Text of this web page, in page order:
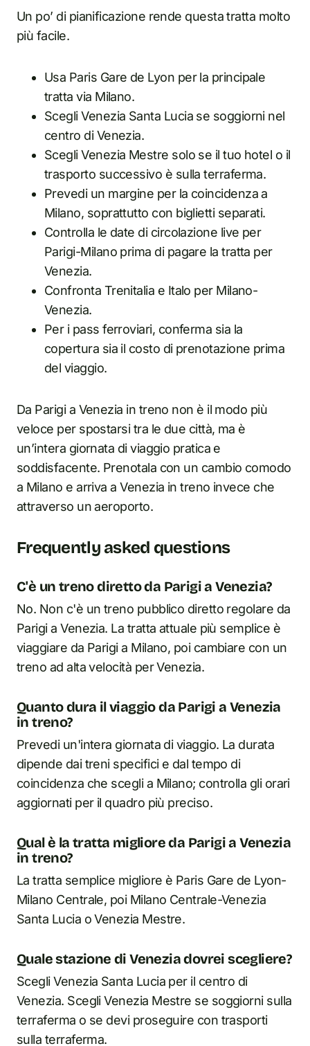
Un po’ di pianificazione rende questa tratta molto
più facile.
Usa Paris Gare de Lyon per la principale
tratta via Milano.
Scegli Venezia Santa Lucia se soggiorni nel
centro di Venezia.
Scegli Venezia Mestre solo se il tuo hotel o il
trasporto successivo è sulla terraferma.
Prevedi un margine per la coincidenza a
Milano, soprattutto con biglietti separati.
Controlla le date di circolazione live per
Parigi-Milano prima di pagare la tratta per
Venezia.
Confronta Trenitalia e Italo per Milano-
Venezia.
Per i pass ferroviari, conferma sia la
copertura sia il costo di prenotazione prima
del viaggio.
Da Parigi a Venezia in treno non è il modo più
veloce per spostarsi tra le due città, ma è
un’intera giornata di viaggio pratica e
soddisfacente. Prenotala con un cambio comodo
a Milano e arriva a Venezia in treno invece che
attraverso un aeroporto.
Frequently asked questions
C'è un treno diretto da Parigi a Venezia?
No. Non c'è un treno pubblico diretto regolare da
Parigi a Venezia. La tratta attuale più semplice è
viaggiare da Parigi a Milano, poi cambiare con un
treno ad alta velocità per Venezia.
Quanto dura il viaggio da Parigi a Venezia
in treno?
Prevedi un'intera giornata di viaggio. La durata
dipende dai treni specifici e dal tempo di
coincidenza che scegli a Milano; controlla gli orari
aggiornati per il quadro più preciso.
Qual è la tratta migliore da Parigi a Venezia
in treno?
La tratta semplice migliore è Paris Gare de Lyon-
Milano Centrale, poi Milano Centrale-Venezia
Santa Lucia o Venezia Mestre.
Quale stazione di Venezia dovrei scegliere?
Scegli Venezia Santa Lucia per il centro di
Venezia. Scegli Venezia Mestre se soggiorni sulla
terraferma o se devi proseguire con trasporti
sulla terraferma.